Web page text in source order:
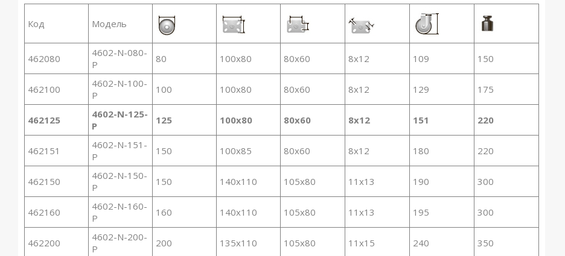
Код Модель
462080
4602-N-080-
Р
80 100x80 80x60 8x12 109 150
462100
4602-N-100-
Р
100 100x80 80x60 8x12 129 175
462125
4602-N-125-
Р
125 100x80 80x60 8x12 151 220
462151
4602-N-151-
Р
150 100x85 80x60 8x12 180 220
462150
4602-N-150-
Р
150 140x110 105x80 11x13 190 300
462160
4602-N-160-
Р
160 140x110 105x80 11x13 195 300
462200
4602-N-200-
Р
200 135x110 105x80 11x15 240 350